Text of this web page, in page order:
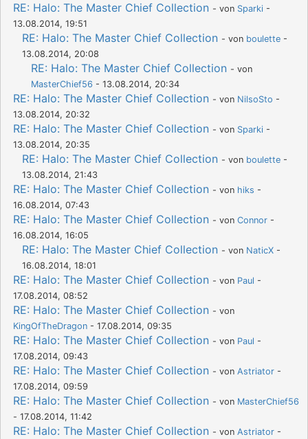
RE: Halo: The Master Chief Collection - von Sparki -
13.08.2014, 19:51
RE: Halo: The Master Chief Collection - von boulette -
13.08.2014, 20:08
RE: Halo: The Master Chief Collection - von
MasterChief56 - 13.08.2014, 20:34
RE: Halo: The Master Chief Collection - von NilsoSto -
13.08.2014, 20:32
RE: Halo: The Master Chief Collection - von Sparki -
13.08.2014, 20:35
RE: Halo: The Master Chief Collection - von boulette -
13.08.2014, 21:43
RE: Halo: The Master Chief Collection - von hiks -
16.08.2014, 07:43
RE: Halo: The Master Chief Collection - von Connor -
16.08.2014, 16:05
RE: Halo: The Master Chief Collection - von NaticX -
16.08.2014, 18:01
RE: Halo: The Master Chief Collection - von Paul -
17.08.2014, 08:52
RE: Halo: The Master Chief Collection - von
KingOfTheDragon - 17.08.2014, 09:35
RE: Halo: The Master Chief Collection - von Paul -
17.08.2014, 09:43
RE: Halo: The Master Chief Collection - von Astriator -
17.08.2014, 09:59
RE: Halo: The Master Chief Collection - von MasterChief56
- 17.08.2014, 11:42
RE: Halo: The Master Chief Collection - von Astriator -